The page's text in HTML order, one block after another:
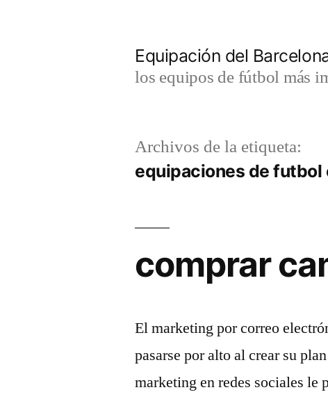
Equipación del
los equipos de fútbol más
Archivos de la etiqueta:
equipaciones de futbol
comprar
El marketing por correo
pasarse por alto al crear su
marketing en redes sociales le